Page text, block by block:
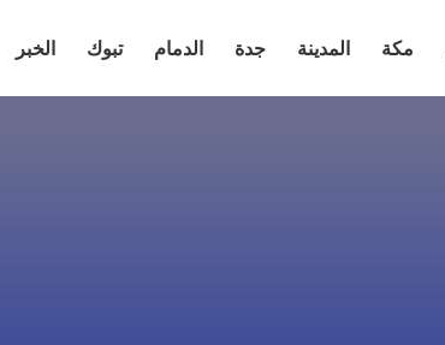
مكة المدينة جدة الدمام تبوك الخبر